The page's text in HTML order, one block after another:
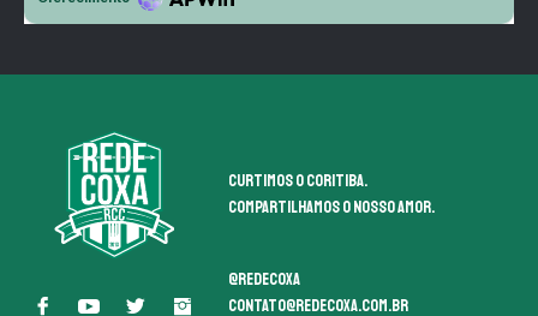
Curtimos o coritiba.
Compartilhamos o nosso amor.
@redecoxa
contato@redecoxa.com.br